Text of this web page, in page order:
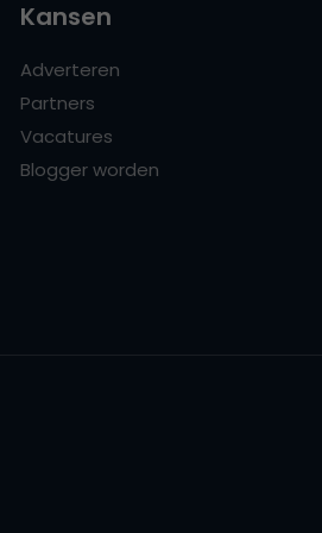
Kansen
Adverteren
Partners
Vacatures
Blogger worden